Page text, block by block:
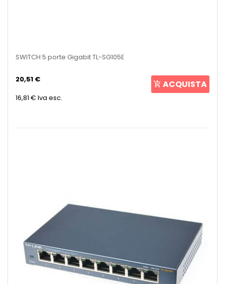
SWITCH 5 porte Gigabit TL-SG105E
20,51 €
16,81 € Iva esc.
ACQUISTA